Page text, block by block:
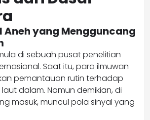
Aneh yang Mengguncang
di sebuah pusat penelitian
Saat itu, para ilmuwan
pemantauan rutin terhadap
dalam. Namun demikian, di
masuk, muncul pola sinyal yang